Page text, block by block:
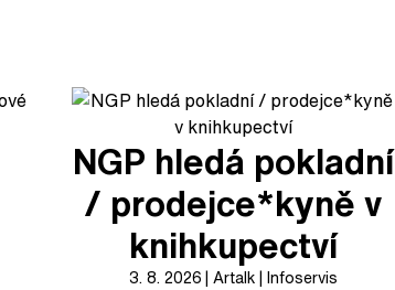
NGP hledá pokladní
/ prodejce*kyně v
knihkupectví
3. 8. 2026 Artalk Infoservis